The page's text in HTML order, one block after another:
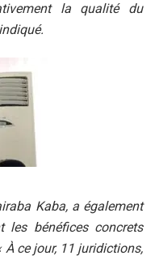
la qualité du
Kaba, a également
les bénéfices concrets
ce jour, 11 juridictions,